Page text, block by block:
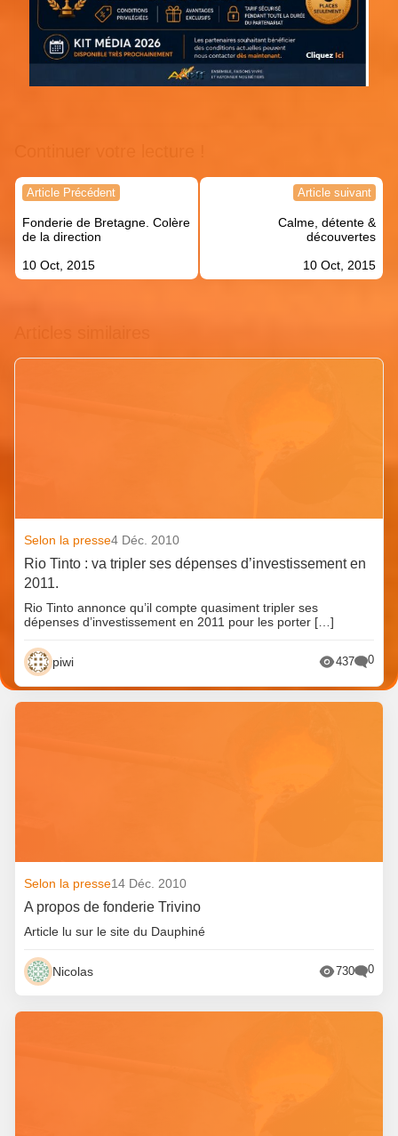
Navigation
l’article
Article Précédent
Fonderie de Bretagne. Colère
de la direction
10 Oct, 2015
Article suivant
Calme, détente &
découvertes
10 Oct, 2015
Selon la presse4 Déc. 2010
Rio Tinto : va tripler ses dépenses d’investissement en
2011.
Rio Tinto annonce qu’il compte quasiment tripler ses
dépenses d’investissement en 2011 pour les porter […]
piwi 437 0
Selon la presse14 Déc. 2010
A propos de fonderie Trivino
Article lu sur le site du Dauphiné
Nicolas 730 0